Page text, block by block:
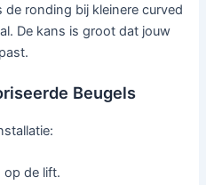
ronding bij kleinere curved
De kans is groot dat jouw
Beugels
op de lift.